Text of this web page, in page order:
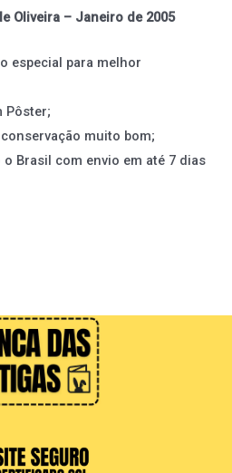
Oliveira – Janeiro de 2005
especial para melhor
Pôster;
muito bom;
Brasil com envio em até 7 dias